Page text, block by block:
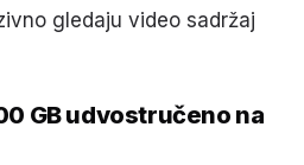
gledaju video sadržaj
GB udvostručeno na